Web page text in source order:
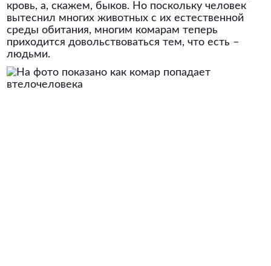
кровь, а, скажем, быков. Но поскольку человек
вытеснил многих животных с их естественной
среды обитания, многим комарам теперь
приходится довольствоваться тем, что есть –
людьми.